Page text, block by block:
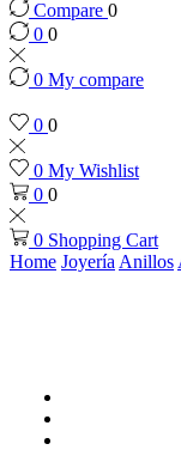
Compare 0
0 0
0 My compare
0 0
0 My Wishlist
0 0
0 Shopping Cart
Home Joyería Anillos